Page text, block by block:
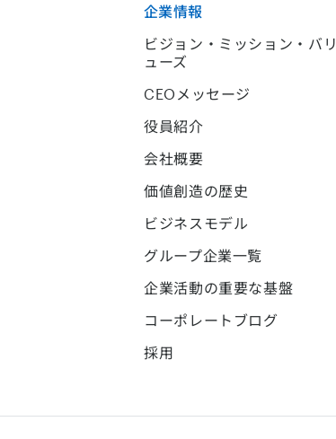
企業情報
ビジョン・ミッション・バリ
ューズ
CEOメッセージ
役員紹介
会社概要
価値創造の歴史
ビジネスモデル
グループ企業一覧
企業活動の重要な基盤
コーポレートブログ
採用